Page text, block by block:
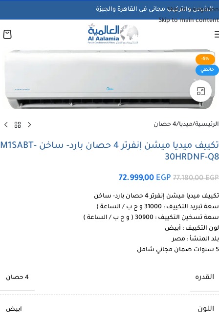
Skip to navigation
Skip to main content
الشحن والتركيب مجانى فى القاهرة والجيزة
-5%
حائطي
اضغط للتكبير
الرئيسية/ميديا/4 حصان
تكييف ميديا ميشن إنفرتر 4 حصان بارد- ساخن M1SABT-
30HRDNF-Q8
77.180,00EGP
72.999,00 EGP
تكييف ميديا ميشن إنفرتر 4 حصان بارد- ساخن
سعة تبريد التكييف : 31000 و ح ب / الساعة )
سعة تسخين التكييف : 30900 ( و ح ب / الساعة )
لون التكييف : أبيض
بلد المنشأ : مصر
5 سنوات ضمان مجاني شامل
القدره 4 حصان
اللون ابيض